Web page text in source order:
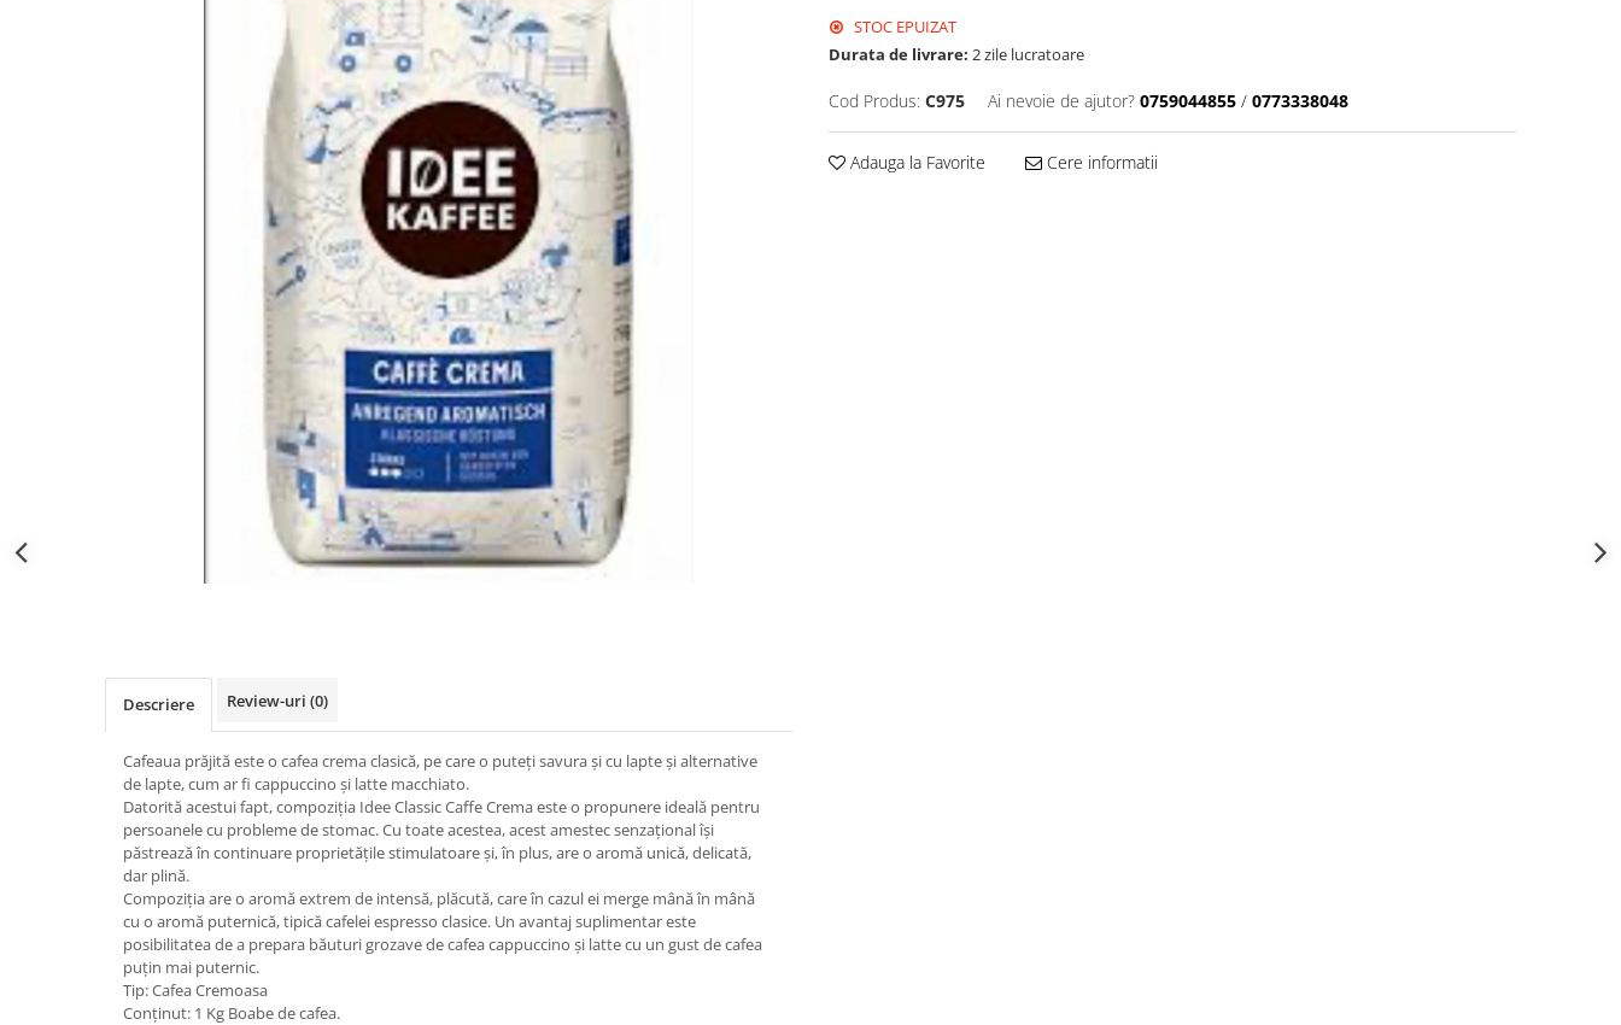
STOC EPUIZAT
Durata de livrare: 2 zile lucratoare
Cod Produs: C975 Ai nevoie de ajutor? 0759044855 / 0773338048
Adauga la Favorite Cere informatii
Descriere Review-uri (0)
Cafeaua prăjită este o cafea crema clasică, pe care o puteți savura și cu lapte și alternative
de lapte, cum ar fi cappuccino și latte macchiato.
Datorită acestui fapt, compoziția Idee Classic Caffe Crema este o propunere ideală pentru
persoanele cu probleme de stomac. Cu toate acestea, acest amestec senzațional își
păstrează în continuare proprietățile stimulatoare și, în plus, are o aromă unică, delicată,
dar plină.
Compoziția are o aromă extrem de intensă, plăcută, care în cazul ei merge mână în mână
cu o aromă puternică, tipică cafelei espresso clasice. Un avantaj suplimentar este
posibilitatea de a prepara băuturi grozave de cafea cappuccino și latte cu un gust de cafea
puțin mai puternic.
Tip: Cafea Cremoasa
Conținut: 1 Kg Boabe de cafea.